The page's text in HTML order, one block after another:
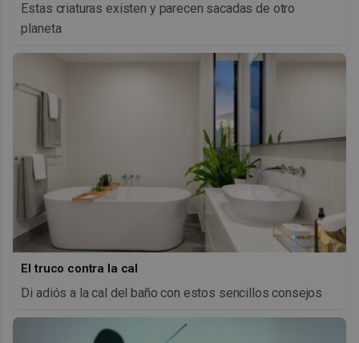
Estas criaturas existen y parecen sacadas de otro
planeta
El truco contra la cal
Di adiós a la cal del baño con estos sencillos consejos